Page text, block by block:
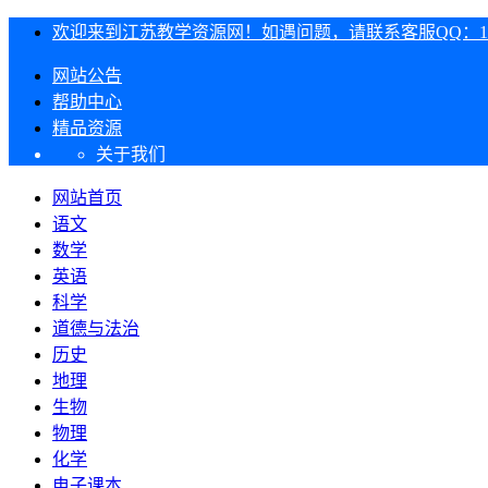
欢迎来到江苏教学资源网！如遇问题，请联系客服QQ：
网站公告
帮助中心
精品资源
关于我们
网站首页
语文
数学
英语
科学
道德与法治
历史
地理
生物
物理
化学